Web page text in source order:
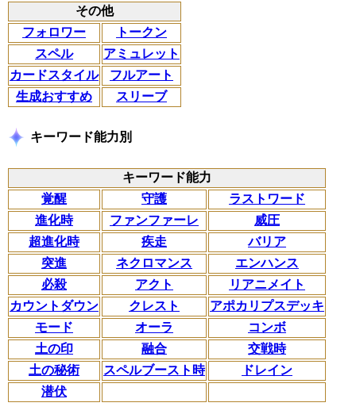
その他
フォロワー
トークン
スペル
アミュレット
カードスタイル
フルアート
生成おすすめ
スリーブ
キーワード能力別
キーワード能力
覚醒
守護
ラストワード
進化時
ファンファーレ
威圧
超進化時
疾走
バリア
突進
ネクロマンス
エンハンス
必殺
アクト
リアニメイト
カウントダウン
クレスト
アポカリプスデッキ
モード
オーラ
コンボ
土の印
融合
交戦時
土の秘術
スペルブースト時
ドレイン
潜伏